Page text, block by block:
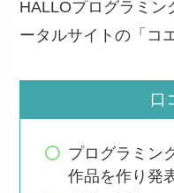
HALLOプログラミン
ータルサイトの「コ
口
プログラミン
作品を作り発